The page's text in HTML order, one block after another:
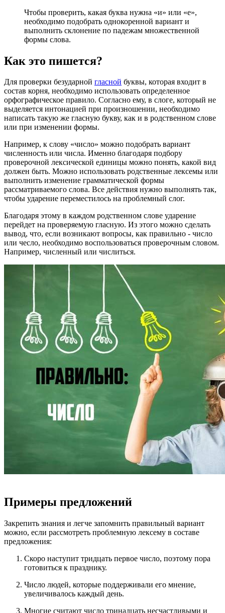
Чтобы проверить, какая буква нужна «и» или «е»,
необходимо подобрать однокоренной вариант и
выполнить склонение по падежам множественной
формы слова.
Как это пишется?
Для проверки безударной гласной буквы, которая входит в
состав корня, необходимо использовать определенное
орфографическое правило. Согласно ему, в слоге, который не
выделяется интонацией при произношении, необходимо
написать такую же гласную букву, как и в родственном слове
или при изменении формы.
Например, к слову «число» можно подобрать вариант
численность или числа. Именно благодаря подбору
проверочной лексической единицы можно понять, какой вид
должен быть. Можно использовать родственные лексемы или
выполнить изменение грамматической формы
рассматриваемого слова. Все действия нужно выполнять так,
чтобы ударение переместилось на проблемный слог.
Благодаря этому в каждом родственном слове ударение
перейдет на проверяемую гласную. Из этого можно сделать
вывод, что, если возникают вопросы, как правильно - число
или чесло, необходимо воспользоваться проверочным словом.
Например, численный или числиться.
Примеры предложений
Закрепить знания и легче запомнить правильный вариант
можно, если рассмотреть проблемную лексему в составе
предложения:
Скоро наступит тридцать первое число, поэтому пора
готовиться к празднику.
Число людей, которые поддерживали его мнение,
увеличивалось каждый день.
Многие считают число тринадцать несчастливыми и